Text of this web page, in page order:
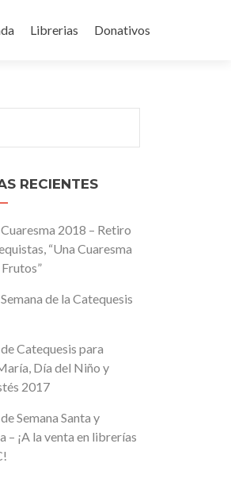
Librerias Donativos
RECIENTES
2018 – Retiro
“Una Cuaresma
de la Catequesis
Catequesis para
Día del Niño y
2017
Semana Santa y
– ¡A la venta en librerías